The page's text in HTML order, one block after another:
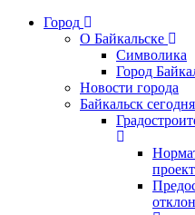
Город
О Байкальске
Символика
Город
Новости города
Байкальск сегодня